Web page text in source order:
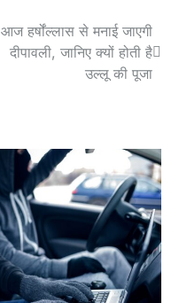
आज हर्षोंल्लास से मनाई जाएगी
दीपावली, जानिए क्यों होती है
उल्लू की पूजा